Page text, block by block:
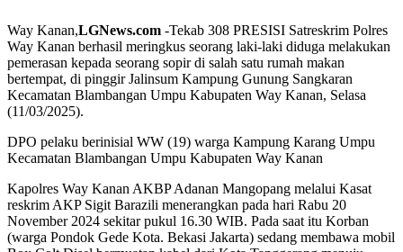
Way Kanan,LGNews.com -Tekab 308 PRESISI Satreskrim Polres
Way Kanan berhasil meringkus seorang laki-laki diduga melakukan
pemerasan kepada seorang sopir di salah satu rumah makan
bertempat, di pinggir Jalinsum Kampung Gunung Sangkaran
Kecamatan Blambangan Umpu Kabupaten Way Kanan, Selasa
(11/03/2025).
DPO pelaku berinisial WW (19) warga Kampung Karang Umpu
Kecamatan Blambangan Umpu Kabupaten Way Kanan
Kapolres Way Kanan AKBP Adanan Mangopang melalui Kasat
reskrim AKP Sigit Barazili menerangkan pada hari Rabu 20
November 2024 sekitar pukul 16.30 WIB. Pada saat itu Korban
(warga Pondok Gede Kota. Bekasi Jakarta) sedang membawa mobil